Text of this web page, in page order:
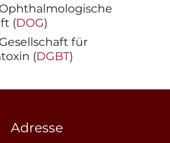
(DOG)
für
(DGBT)
Adresse